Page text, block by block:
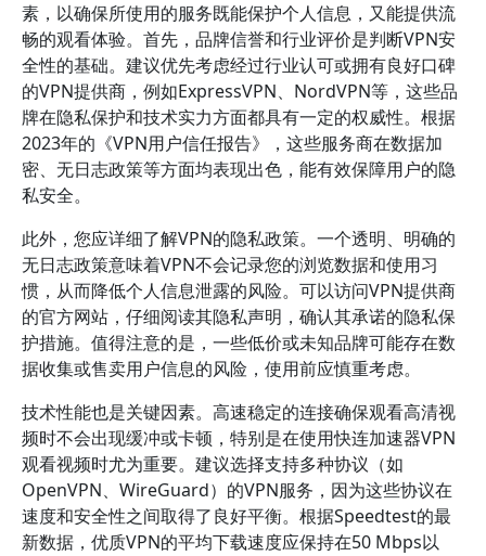
素，以确保所使用的服务既能保护个人信息，又能提供流
畅的观看体验。首先，品牌信誉和行业评价是判断VPN安
全性的基础。建议优先考虑经过行业认可或拥有良好口碑
的VPN提供商，例如ExpressVPN、NordVPN等，这些品
牌在隐私保护和技术实力方面都具有一定的权威性。根据
2023年的《VPN用户信任报告》，这些服务商在数据加
密、无日志政策等方面均表现出色，能有效保障用户的隐
私安全。
此外，您应详细了解VPN的隐私政策。一个透明、明确的
无日志政策意味着VPN不会记录您的浏览数据和使用习
惯，从而降低个人信息泄露的风险。可以访问VPN提供商
的官方网站，仔细阅读其隐私声明，确认其承诺的隐私保
护措施。值得注意的是，一些低价或未知品牌可能存在数
据收集或售卖用户信息的风险，使用前应慎重考虑。
技术性能也是关键因素。高速稳定的连接确保观看高清视
频时不会出现缓冲或卡顿，特别是在使用快连加速器VPN
观看视频时尤为重要。建议选择支持多种协议（如
OpenVPN、WireGuard）的VPN服务，因为这些协议在
速度和安全性之间取得了良好平衡。根据Speedtest的最
新数据，优质VPN的平均下载速度应保持在50 Mbps以